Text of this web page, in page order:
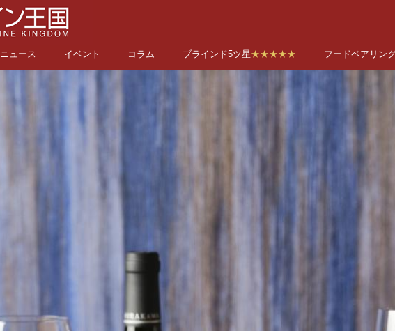
ニュース イベント コラム ブラインド5ツ星★★★★★ フードペアリン